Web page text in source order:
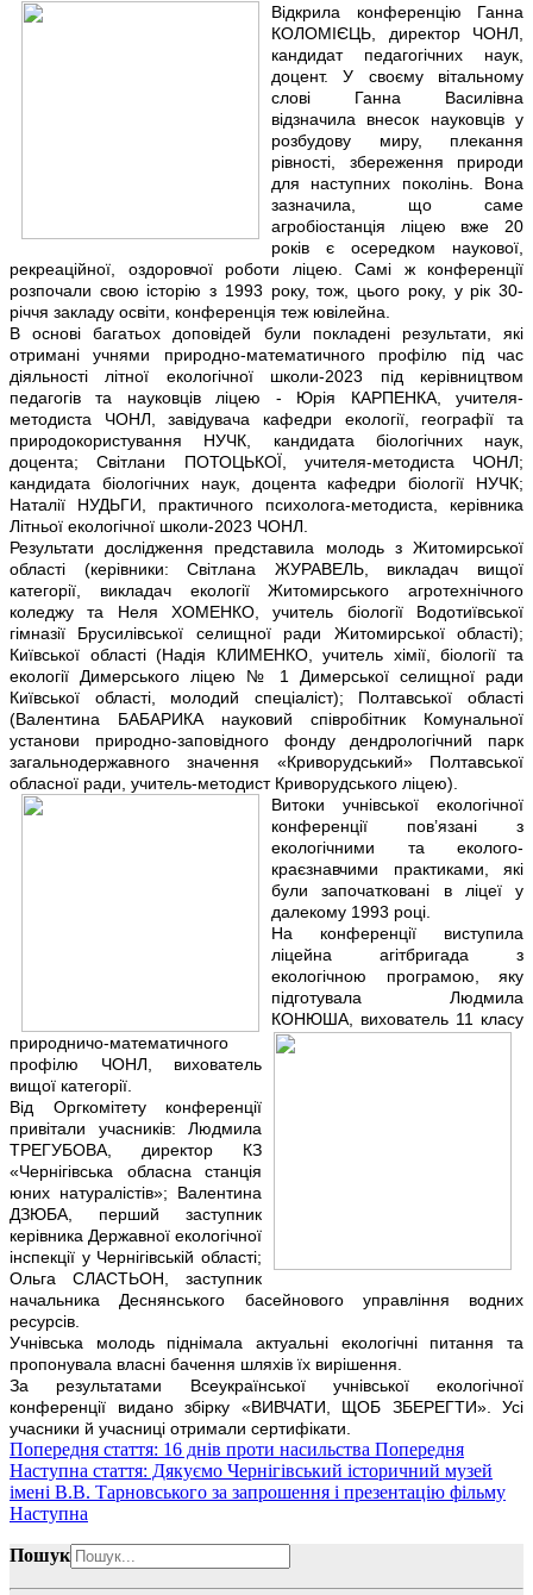
Відкрила конференцію Ганна
КОЛОМІЄЦЬ, директор ЧОНЛ,
кандидат педагогічних наук,
доцент. У своєму вітальному
слові Ганна Василівна
відзначила внесок науковців у
розбудову миру, плекання
рівності, збереження природи
для наступних поколінь. Вона
зазначила, що саме
агробіостанція ліцею вже 20
років є осередком наукової,
рекреаційної, оздоровчої роботи ліцею. Самі ж конференції
розпочали свою історію з 1993 року, тож, цього року, у рік 30-
річчя закладу освіти, конференція теж ювілейна.
В основі багатьох доповідей були покладені результати, які
отримані учнями природно-математичного профілю під час
діяльності літної екологічної школи-2023 під керівництвом
педагогів та науковців ліцею - Юрія КАРПЕНКА, учителя-
методиста ЧОНЛ, завідувача кафедри екології, географії та
природокористування НУЧК, кандидата біологічних наук,
доцента; Світлани ПОТОЦЬКОЇ, учителя-методиста ЧОНЛ;
кандидата біологічних наук, доцента кафедри біології НУЧК;
Наталії НУДЬГИ, практичного психолога-методиста, керівника
Літньої екологічної школи-2023 ЧОНЛ.
Результати дослідження представила молодь з Житомирської
області (керівники: Світлана ЖУРАВЕЛЬ, викладач вищої
категорії, викладач екології Житомирського агротехнічного
коледжу та Неля ХОМЕНКО, учитель біології Водотиївської
гімназії Брусилівської селищної ради Житомирської області);
Київської області (Надія КЛИМЕНКО, учитель хімії, біології та
екології Димерського ліцею № 1 Димерської селищної ради
Київської області, молодий спеціаліст); Полтавської області
(Валентина БАБАРИКА науковий співробітник Комунальної
установи природно-заповідного фонду дендрологічний парк
загальнодержавного значення «Криворудський» Полтавської
обласної ради, учитель-методист Криворудського ліцею).
Витоки учнівської екологічної
конференції пов’язані з
екологічними та еколого-
краєзнавчими практиками, які
були започатковані в ліцеї у
далекому 1993 році.
На конференції виступила
ліцейна агітбригада з
екологічною програмою, яку
підготувала Людмила
КОНЮША, вихователь 11 класу
природничо-математичного
профілю ЧОНЛ, вихователь
вищої категорії.
Від Оргкомітету конференції
привітали учасників: Людмила
ТРЕГУБОВА, директор КЗ
«Чернігівська обласна станція
юних натуралістів»; Валентина
ДЗЮБА, перший заступник
керівника Державної екологічної
інспекції у Чернігівській області;
Ольга СЛАСТЬОН, заступник
начальника Деснянського басейнового управління водних
ресурсів.
Учнівська молодь піднімала актуальні екологічні питання та
пропонувала власні бачення шляхів їх вирішення.
За результатами Всеукраїнської учнівської екологічної
конференції видано збірку «ВИВЧАТИ, ЩОБ ЗБЕРЕГТИ». Усі
учасники й учасниці отримали сертифікати.
Попередня стаття: 16 днів проти насильства Попередня
Наступна стаття: Дякуємо Чернігівський історичний музей
імені В.В. Тарновського за запрошення і презентацію фільму
Наступна
Пошук